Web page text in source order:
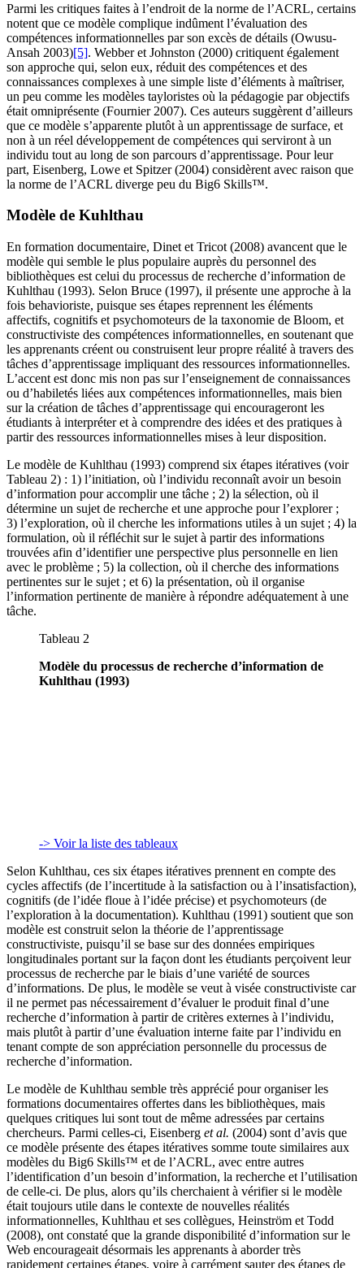
Parmi les critiques faites à l’endroit de la norme de l’ACRL, certains
notent que ce modèle complique indûment l’évaluation des
compétences informationnelles par son excès de détails (Owusu-
Ansah 2003)[5]. Webber et Johnston (2000) critiquent également
son approche qui, selon eux, réduit des compétences et des
connaissances complexes à une simple liste d’éléments à maîtriser,
un peu comme les modèles tayloristes où la pédagogie par objectifs
était omniprésente (Fournier 2007). Ces auteurs suggèrent d’ailleurs
que ce modèle s’apparente plutôt à un apprentissage de surface, et
non à un réel développement de compétences qui serviront à un
individu tout au long de son parcours d’apprentissage. Pour leur
part, Eisenberg, Lowe et Spitzer (2004) considèrent avec raison que
la norme de l’ACRL diverge peu du Big6 Skills™.
Modèle de Kuhlthau
En formation documentaire, Dinet et Tricot (2008) avancent que le
modèle qui semble le plus populaire auprès du personnel des
bibliothèques est celui du processus de recherche d’information de
Kuhlthau (1993). Selon Bruce (1997), il présente une approche à la
fois behavioriste, puisque ses étapes reprennent les éléments
affectifs, cognitifs et psychomoteurs de la taxonomie de Bloom, et
constructiviste des compétences informationnelles, en soutenant que
les apprenants créent ou construisent leur propre réalité à travers des
tâches d’apprentissage impliquant des ressources informationnelles.
L’accent est donc mis non pas sur l’enseignement de connaissances
ou d’habiletés liées aux compétences informationnelles, mais bien
sur la création de tâches d’apprentissage qui encourageront les
étudiants à interpréter et à comprendre des idées et des pratiques à
partir des ressources informationnelles mises à leur disposition.
Le modèle de Kuhlthau (1993) comprend six étapes itératives (voir
Tableau 2) : 1) l’initiation, où l’individu reconnaît avoir un besoin
d’information pour accomplir une tâche ; 2) la sélection, où il
détermine un sujet de recherche et une approche pour l’explorer ;
3) l’exploration, où il cherche les informations utiles à un sujet ; 4) la
formulation, où il réfléchit sur le sujet à partir des informations
trouvées afin d’identifier une perspective plus personnelle en lien
avec le problème ; 5) la collection, où il cherche des informations
pertinentes sur le sujet ; et 6) la présentation, où il organise
l’information pertinente de manière à répondre adéquatement à une
tâche.
Tableau 2
Modèle du processus de recherche d’information de
Kuhlthau (1993)
-> Voir la liste des tableaux
Selon Kuhlthau, ces six étapes itératives prennent en compte des
cycles affectifs (de l’incertitude à la satisfaction ou à l’insatisfaction),
cognitifs (de l’idée floue à l’idée précise) et psychomoteurs (de
l’exploration à la documentation). Kuhlthau (1991) soutient que son
modèle est construit selon la théorie de l’apprentissage
constructiviste, puisqu’il se base sur des données empiriques
longitudinales portant sur la façon dont les étudiants perçoivent leur
processus de recherche par le biais d’une variété de sources
d’informations. De plus, le modèle se veut à visée constructiviste car
il ne permet pas nécessairement d’évaluer le produit final d’une
recherche d’information à partir de critères externes à l’individu,
mais plutôt à partir d’une évaluation interne faite par l’individu en
tenant compte de son appréciation personnelle du processus de
recherche d’information.
Le modèle de Kuhlthau semble très apprécié pour organiser les
formations documentaires offertes dans les bibliothèques, mais
quelques critiques lui sont tout de même adressées par certains
chercheurs. Parmi celles-ci, Eisenberg et al. (2004) sont d’avis que
ce modèle présente des étapes itératives somme toute similaires aux
modèles du Big6 Skills™ et de l’ACRL, avec entre autres
l’identification d’un besoin d’information, la recherche et l’utilisation
de celle-ci. De plus, alors qu’ils cherchaient à vérifier si le modèle
était toujours utile dans le contexte de nouvelles réalités
informationnelles, Kuhlthau et ses collègues, Heinström et Todd
(2008), ont constaté que la grande disponibilité d’information sur le
Web encourageait désormais les apprenants à aborder très
rapidement certaines étapes, voire à carrément sauter des étapes de